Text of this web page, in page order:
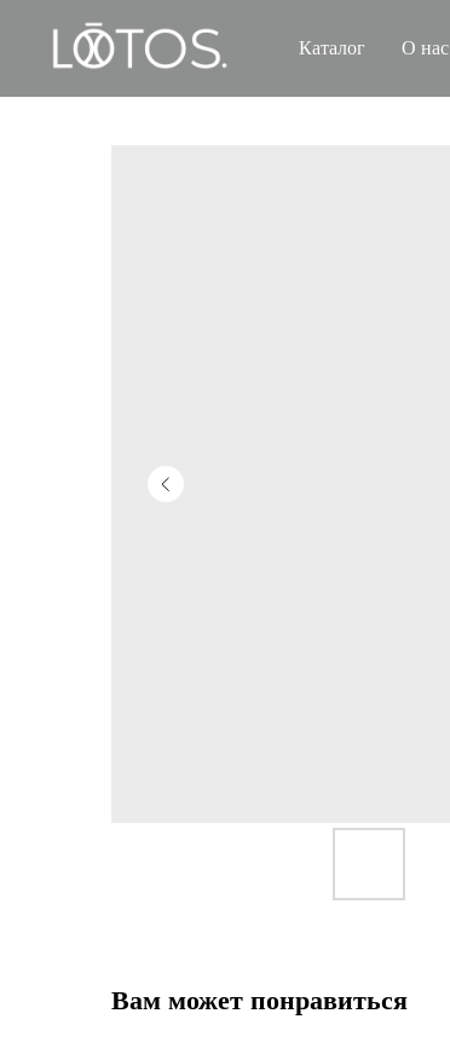
Каталог О нас
Вам может понравиться